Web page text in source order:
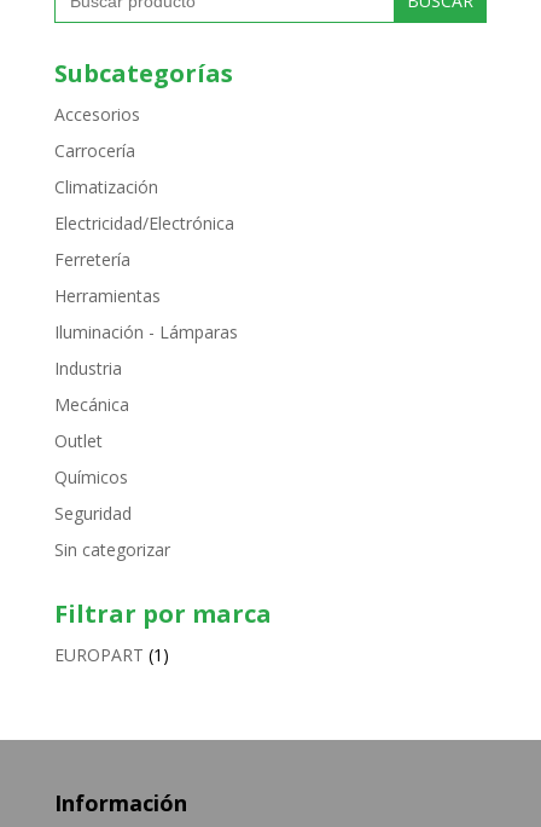
Subcategorías
Accesorios
Carrocería
Climatización
Electricidad/Electrónica
Ferretería
Herramientas
Iluminación - Lámparas
Industria
Mecánica
Outlet
Químicos
Seguridad
Sin categorizar
Filtrar por marca
EUROPART (1)
Información